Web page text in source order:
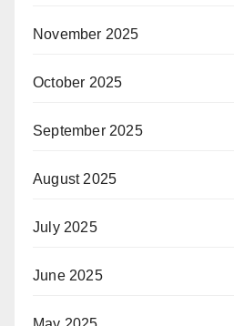
November 2025
October 2025
September 2025
August 2025
July 2025
June 2025